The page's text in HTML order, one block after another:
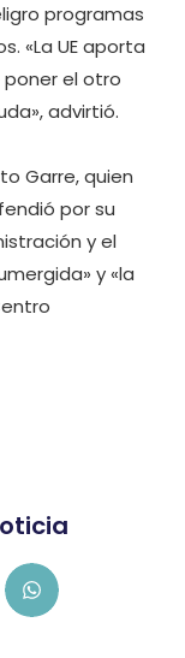
programas
«La UE aporta
poner el otro
advirtió.
Garre, quien
por su
y el
y «la